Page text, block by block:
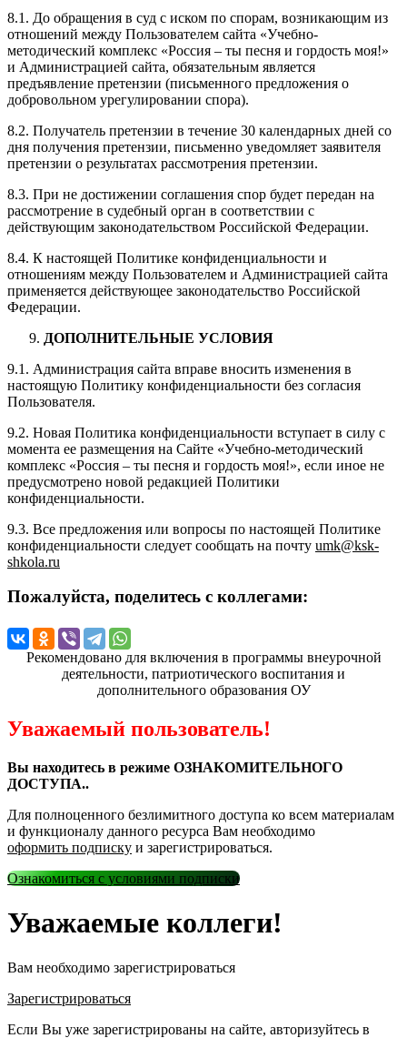
8.1. До обращения в суд с иском по спорам, возникающим из
отношений между Пользователем сайта «Учебно-
методический комплекс «Россия – ты песня и гордость моя!»
и Администрацией сайта, обязательным является
предъявление претензии (письменного предложения о
добровольном урегулировании спора).
8.2. Получатель претензии в течение 30 календарных дней со
дня получения претензии, письменно уведомляет заявителя
претензии о результатах рассмотрения претензии.
8.3. При не достижении соглашения спор будет передан на
рассмотрение в судебный орган в соответствии с
действующим законодательством Российской Федерации.
8.4. К настоящей Политике конфиденциальности и
отношениям между Пользователем и Администрацией сайта
применяется действующее законодательство Российской
Федерации.
ДОПОЛНИТЕЛЬНЫЕ УСЛОВИЯ
9.1. Администрация сайта вправе вносить изменения в
настоящую Политику конфиденциальности без согласия
Пользователя.
9.2. Новая Политика конфиденциальности вступает в силу с
момента ее размещения на Сайте «Учебно-методический
комплекс «Россия – ты песня и гордость моя!», если иное не
предусмотрено новой редакцией Политики
конфиденциальности.
9.3. Все предложения или вопросы по настоящей Политике
конфиденциальности следует сообщать на почту umk@ksk-
shkola.ru
Пожалуйста, поделитесь с коллегами:
Рекомендовано для включения в программы внеурочной
деятельности, патриотического воспитания и
дополнительного образования ОУ
Уважаемый пользователь!
Вы находитесь в режиме ОЗНАКОМИТЕЛЬНОГО
ДОСТУПА..
Для полноценного безлимитного доступа ко всем материалам
и функционалу данного ресурса Вам необходимо
оформить подписку и зарегистрироваться.
Ознакомиться с условиями подписки
Уважаемые коллеги!
Вам необходимо зарегистрироваться
Зарегистрироваться
Если Вы уже зарегистрированы на сайте, авторизуйтесь в